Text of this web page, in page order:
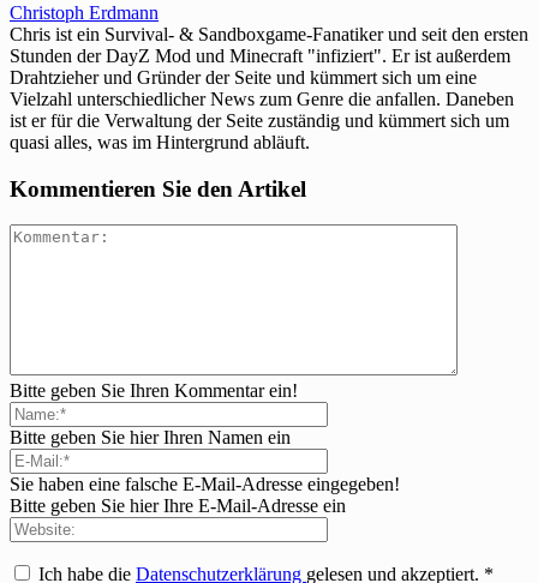
Christoph Erdmann
Chris ist ein Survival- & Sandboxgame-Fanatiker und seit den ersten
Stunden der DayZ Mod und Minecraft "infiziert". Er ist außerdem
Drahtzieher und Gründer der Seite und kümmert sich um eine
Vielzahl unterschiedlicher News zum Genre die anfallen. Daneben
ist er für die Verwaltung der Seite zuständig und kümmert sich um
quasi alles, was im Hintergrund abläuft.
Kommentieren Sie den Artikel
Bitte geben Sie Ihren Kommentar ein!
Bitte geben Sie hier Ihren Namen ein
Sie haben eine falsche E-Mail-Adresse eingegeben!
Bitte geben Sie hier Ihre E-Mail-Adresse ein
Ich habe die Datenschutzerklärung gelesen und akzeptiert. *